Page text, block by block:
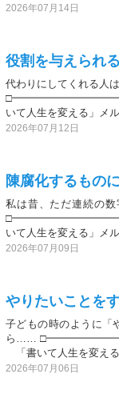
2026年07月14日
役割を与えられ
代わりにしてくれる人
いて人生を変える」メ
2026年07月12日
陳腐化するもの
私は昔、ただ連続の数
いて人生を変える」メ
2026年07月09日
やりたいことを
子どもの時のように「
ら……
「書いて人生を変え
2026年07月06日